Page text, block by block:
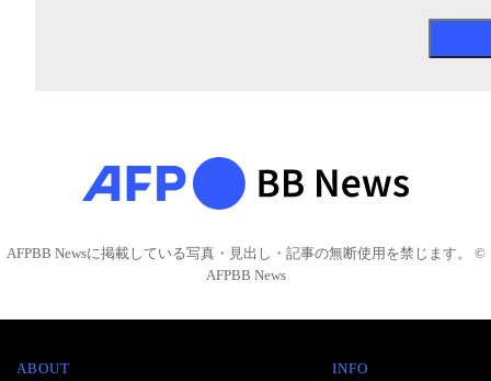
AFPBB Newsに掲載している写真・見出し・記事の無断使用を禁じます。 ©
AFPBB News
ABOUT INFO